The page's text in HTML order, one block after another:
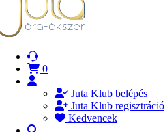
0
Juta Klub belépés
Juta Klub regisztráció
Kedvencek